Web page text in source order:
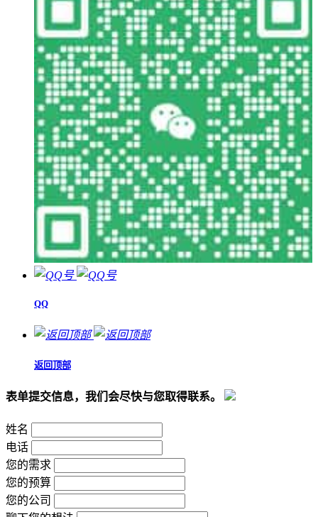
QQ
返回顶部
表单提交信息，我们会尽快与您取得联系。
姓名
电话
您的需求
您的预算
您的公司